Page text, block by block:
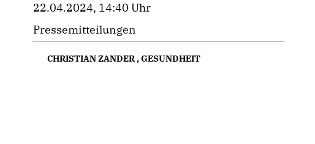
22.04.2024, 14:40 Uhr
Pressemitteilungen
CHRISTIAN ZANDER,GESUNDHEIT